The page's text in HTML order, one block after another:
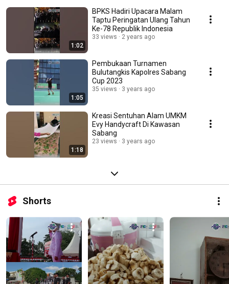
1:02
BPKS Hadiri Upacara Malam
Taptu Peringatan Ulang Tahun
Ke-78 Republik Indonesia
33 views 2 years ago
1:05
Pembukaan Turnamen
Bulutangkis Kapolres Sabang
Cup 2023
35 views 3 years ago
1:18
Kreasi Sentuhan Alam UMKM
Evy Handycraft Di Kawasan
Sabang
23 views 3 years ago
Shorts